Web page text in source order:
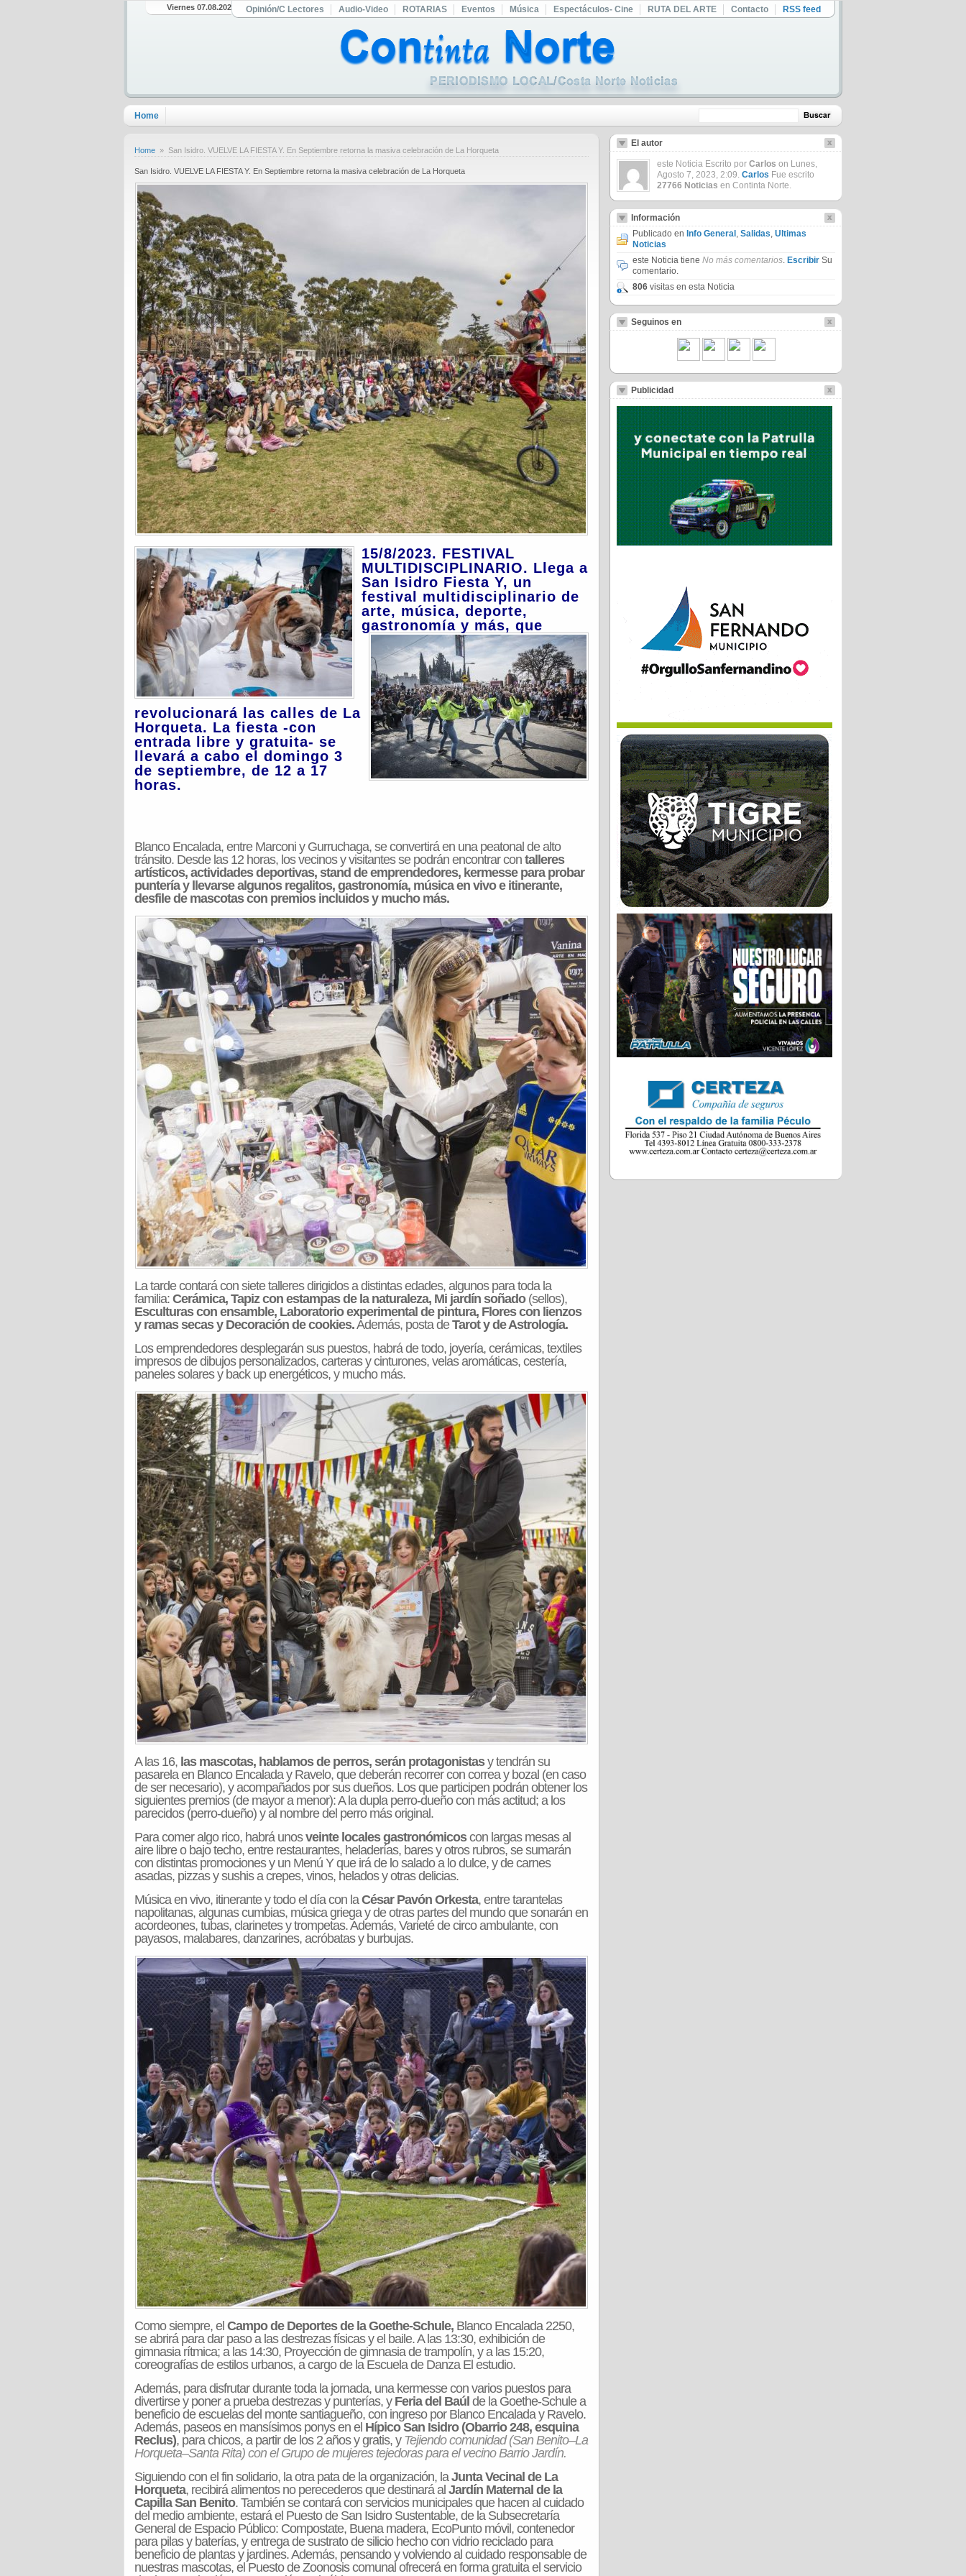
Viernes 07.08.2026 Opinión/C Lectores Audio-Video ROTARIAS Eventos Música Espectáculos- Cine RUTA DEL ARTE Contacto RSS feed
Home
Home » San Isidro. VUELVE LA FIESTA Y. En Septiembre retorna la masiva celebración de La Horqueta
San Isidro. VUELVE LA FIESTA Y. En Septiembre retorna la masiva celebración de La Horqueta
15/8/2023. FESTIVAL
MULTIDISCIPLINARIO. Llega a
San Isidro Fiesta Y, un
festival multidisciplinario de
arte, música, deporte,
gastronomía y más, que
revolucionará las calles de La
Horqueta. La fiesta -con
entrada libre y gratuita- se
llevará a cabo el domingo 3
de septiembre, de 12 a 17
horas.
Blanco Encalada, entre Marconi y Gurruchaga, se convertirá en una peatonal de alto
tránsito. Desde las 12 horas, los vecinos y visitantes se podrán encontrar con talleres
artísticos, actividades deportivas, stand de emprendedores, kermesse para probar
puntería y llevarse algunos regalitos, gastronomía, música en vivo e itinerante,
desfile de mascotas con premios incluidos y mucho más.
La tarde contará con siete talleres dirigidos a distintas edades, algunos para toda la
familia: Cerámica, Tapiz con estampas de la naturaleza, Mi jardín soñado(sellos),
Esculturas con ensamble, Laboratorio experimental de pintura, Flores con lienzos
y ramas secas y Decoración de cookies.Además, posta deTarot y de Astrología.
Los emprendedores desplegarán sus puestos, habrá de todo, joyería, cerámicas, textiles
impresos de dibujos personalizados, carteras y cinturones, velas aromáticas, cestería,
paneles solares y back up energéticos, y mucho más.
A las 16, las mascotas, hablamos de perros, serán protagonistasy tendrán su
pasarela en Blanco Encalada y Ravelo, que deberán recorrer con correa y bozal (en caso
de ser necesario), y acompañados por sus dueños. Los que participen podrán obtener los
siguientes premios (de mayor a menor): A la dupla perro-dueño con más actitud; a los
parecidos (perro-dueño) y al nombre del perro más original.
Para comer algo rico, habrá unosveinte locales gastronómicoscon largas mesas al
aire libre o bajo techo, entre restaurantes, heladerías, bares y otros rubros, se sumarán
con distintas promociones y un Menú Y que irá de lo salado a lo dulce, y de carnes
asadas, pizzas y sushis a crepes, vinos, helados y otras delicias.
Música en vivo, itinerante y todo el día con laCésar Pavón Orkesta, entre tarantelas
napolitanas, algunas cumbias, música griega y de otras partes del mundo que sonarán en
acordeones, tubas, clarinetes y trompetas. Además, Varieté de circo ambulante, con
payasos, malabares, danzarines, acróbatas y burbujas.
Como siempre, el Campo de Deportes de la Goethe-Schule, Blanco Encalada 2250,
se abrirá para dar paso a las destrezas físicas y el baile. A las 13:30, exhibición de
gimnasia rítmica; a las 14:30, Proyección de gimnasia de trampolín, y a las 15:20,
coreografías de estilos urbanos, a cargo de la Escuela de Danza El estudio.
Además, para disfrutar durante toda la jornada, una kermesse con varios puestos para
divertirse y poner a prueba destrezas y punterías, y Feria del Baúl de la Goethe-Schule a
beneficio de escuelas del monte santiagueño, con ingreso por Blanco Encalada y Ravelo.
Además, paseos en mansísimos ponys en el Hípico San Isidro (Obarrio 248, esquina
Reclus), para chicos, a partir de los 2 años y gratis, y Tejiendo comunidad (San Benito–La
Horqueta–Santa Rita) con el Grupo de mujeres tejedoras para el vecino Barrio Jardín.
Siguiendo con el fin solidario, la otra pata de la organización, laJunta Vecinal de La
Horqueta, recibirá alimentos no perecederos que destinará al Jardín Maternal de la
Capilla San Benito. También se contará con servicios municipales que hacen al cuidado
del medio ambiente, estará el Puesto de San Isidro Sustentable, de la Subsecretaría
General de Espacio Público: Compostate, Buena madera, EcoPunto móvil, contenedor
para pilas y baterías, y entrega de sustrato de silicio hecho con vidrio reciclado para
beneficio de plantas y jardines. Además, pensando y volviendo al cuidado responsable de
nuestras mascotas, el Puesto de Zoonosis comunal ofrecerá en forma gratuita el servicio
El autor
este Noticia Escrito por Carlos on Lunes,
Agosto 7, 2023, 2:09. Carlos Fue escrito
27766 Noticias en Continta Norte.
Información
Publicado en Info General , Salidas, Ultimas
Noticias
este Noticia tiene No más comentarios. Escribir Su
comentario.
806 visitas en esta Noticia
Seguinos en
Publicidad